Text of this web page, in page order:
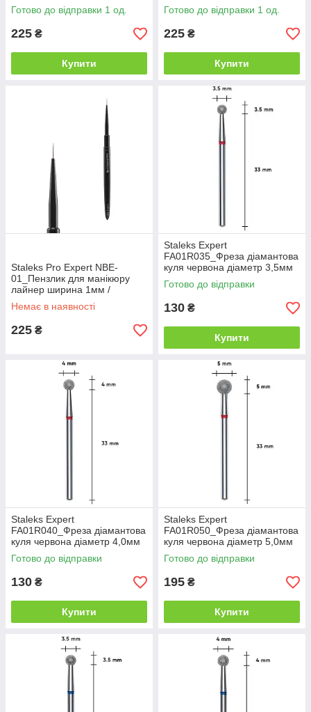
Готово до відправки 1 од.
225 ₴
Купити
Готово до відправки 1 од.
225 ₴
Купити
Staleks Pro Expert NBE-
01_Пензлик для манікюру
лайнер ширина 1мм /
довжина 7мм
Немає в наявності
225 ₴
Staleks Expert
FA01R035_Фреза діамантова
куля червона діаметр 3,5мм
Готово до відправки
130 ₴
Купити
Staleks Expert
FA01R040_Фреза діамантова
куля червона діаметр 4,0мм
Готово до відправки
130 ₴
Купити
Staleks Expert
FA01R050_Фреза діамантова
куля червона діаметр 5,0мм
Готово до відправки
195 ₴
Купити